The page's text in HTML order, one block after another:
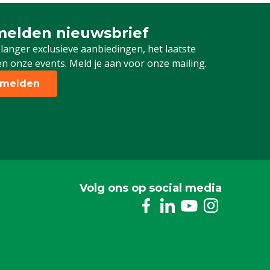
nieuwsbrief
exclusieve aanbiedingen, het laatste
onze events. Meld je aan voor onze mailing.
in voor onze nieuwsbrief
Volg ons op social media